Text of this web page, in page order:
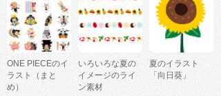
ONE PIECEのイ
ラスト（まと
め）
いろいろな夏の
イメージのライ
ン素材
夏のイラスト
「向日葵」